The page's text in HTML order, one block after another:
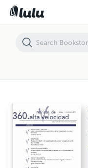
360.revista de alta velocidad